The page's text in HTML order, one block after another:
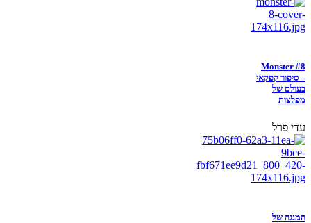
Monster #8
– סיפור קפקאי
בעולם של
מפלצות
עדי פרל
המנגה של